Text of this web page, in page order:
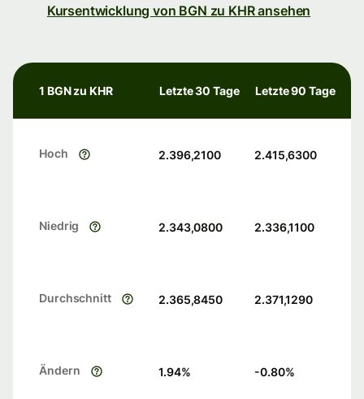
Kursentwicklung von BGN zu KHR ansehen
1 BGN zu KHR Letzte 30 Tage Letzte 90 Tage
Hoch 2.396,2100 2.415,6300
Niedrig 2.343,0800 2.336,1100
Durchschnitt 2.365,8450 2.371,1290
Ändern 1.94% -0.80%